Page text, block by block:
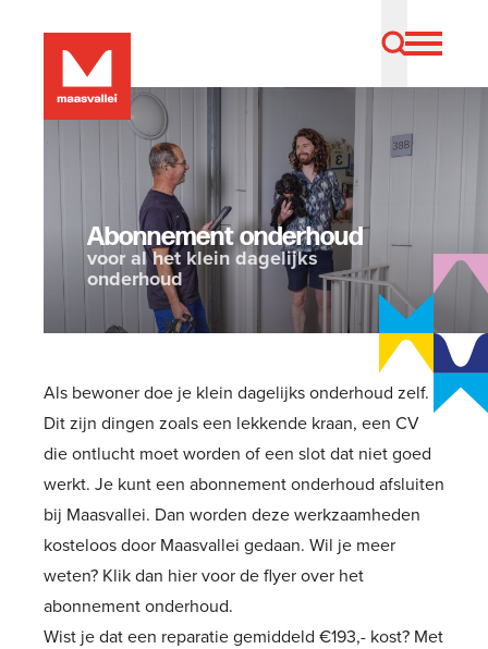
Abonnement onderhoud
voor al het klein dagelijks
onderhoud
Als bewoner doe je klein dagelijks onderhoud zelf.
Dit zijn dingen zoals een lekkende kraan, een CV
die ontlucht moet worden of een slot dat niet goed
werkt. Je kunt een abonnement onderhoud afsluiten
bij Maasvallei. Dan worden deze werkzaamheden
kosteloos door Maasvallei gedaan. Wil je meer
weten? Klik dan hiervoor de flyer over het
abonnement onderhoud.
Wist je dat een reparatie gemiddeld €193,- kost? Met